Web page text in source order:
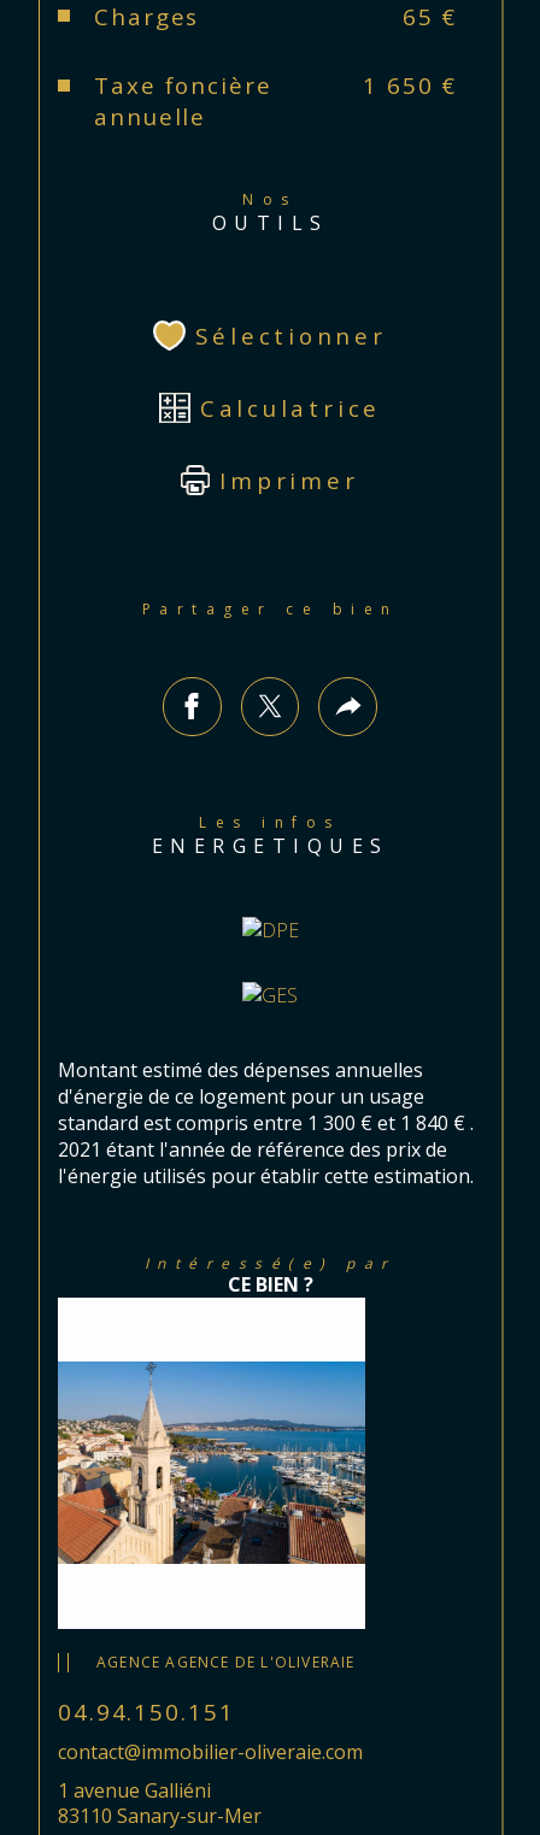
Charges 65 €
Taxe foncière
annuelle
1 650 €
Nos
OUTILS
Sélectionner
Calculatrice
Imprimer
Partager ce bien
Les infos
ENERGETIQUES
Montant estimé des dépenses annuelles
d'énergie de ce logement pour un usage
standard est compris entre 1 300 € et 1 840 € .
2021 étant l'année de référence des prix de
l'énergie utilisés pour établir cette estimation.
Intéressé(e) par
CE BIEN ?
AGENCE AGENCE DE L'OLIVERAIE
04.94.150.151
contact@immobilier-oliveraie.com
1 avenue Galliéni
83110 Sanary-sur-Mer